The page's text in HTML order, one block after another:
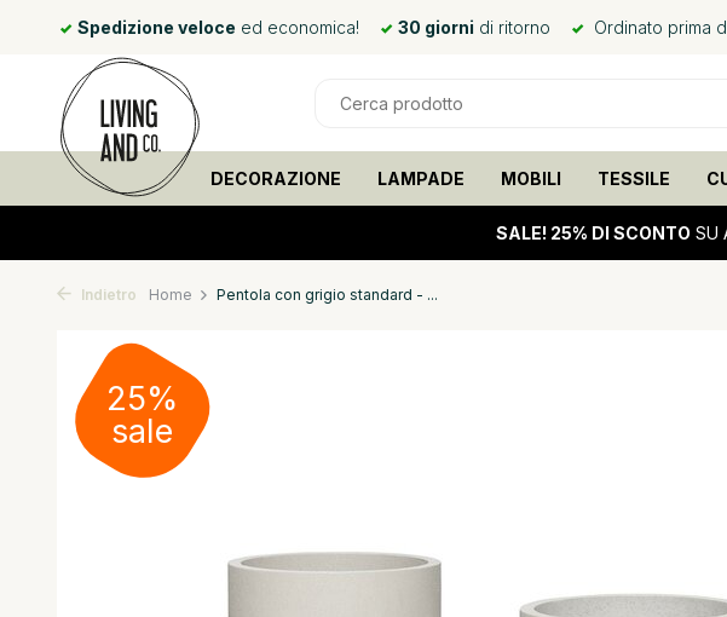
Spedizione veloce ed economica! 30 giorni di ritorno Ordinato prima
DECORAZIONE LAMPADE MOBILI TESSILE
SALE! 25% DI SCONTO SU
Indietro Home Pentola con grigio standard - ...
25%
sale